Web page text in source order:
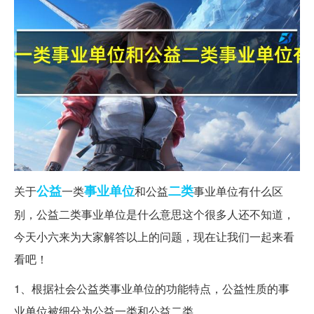
关于公益一类事业单位和公益二类事业单位有什么区
别，公益二类事业单位是什么意思这个很多人还不知道，
今天小六来为大家解答以上的问题，现在让我们一起来看
看吧！
1、根据社会公益类事业单位的功能特点，公益性质的事